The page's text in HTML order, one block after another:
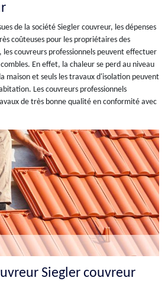
de la société Siegler couvreur, les dépenses
coûteuses pour les propriétaires des
les couvreurs professionnels peuvent effectuer
En effet, la chaleur se perd au niveau
maison et seuls les travaux d'isolation peuvent
Les couvreurs professionnels
de très bonne qualité en conformité avec
Siegler couvreur